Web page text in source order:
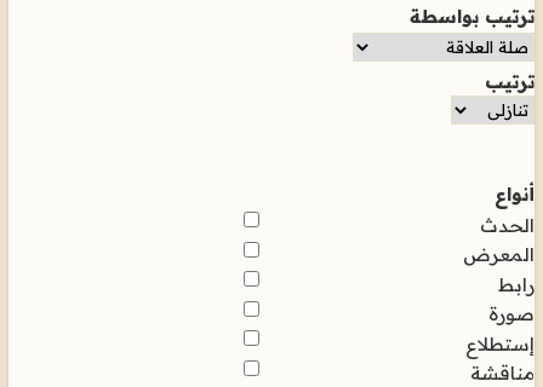
ترتيب بواسطة
ترتيب
أنواع
الحدث
المعرض
رابط
صورة
إستطلاع
مناقشة